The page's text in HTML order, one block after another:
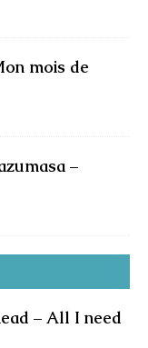
mois de
–
– All I need